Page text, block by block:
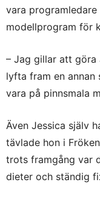
vara programledare
modellprogram för
– Jag gillar att göra
lyfta fram en
vara på pinnsmala
Även Jessica själv
tävlade hon i
trots framgång var
dieter och ständig